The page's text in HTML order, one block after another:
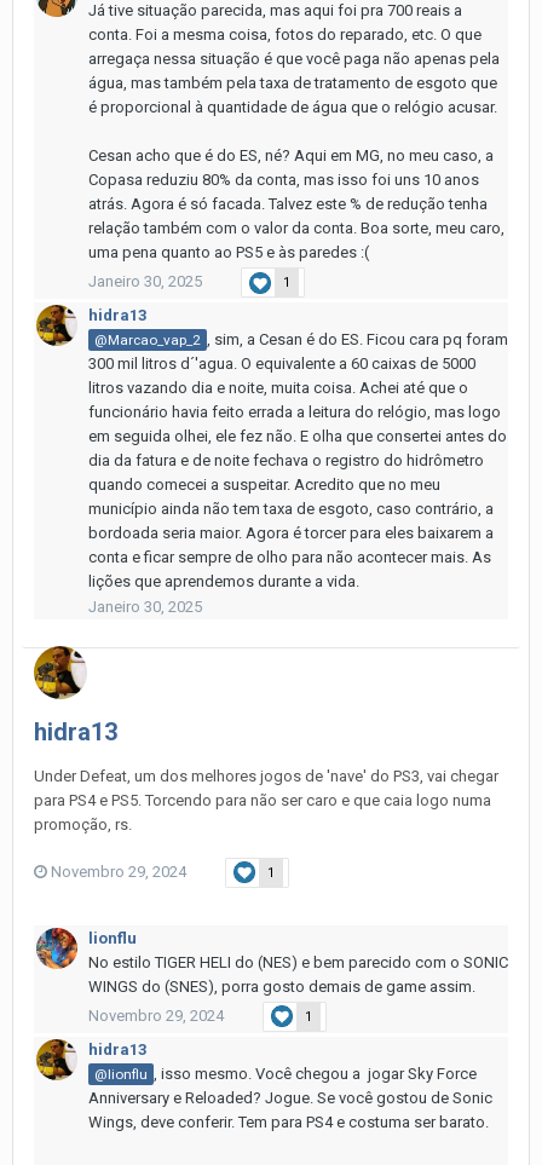
Já tive situação parecida, mas aqui foi pra 700 reais a
conta. Foi a mesma coisa, fotos do reparado, etc. O que
arregaça nessa situação é que você paga não apenas pela
água, mas também pela taxa de tratamento de esgoto que
é proporcional à quantidade de água que o relógio acusar.
Cesan acho que é do ES, né? Aqui em MG, no meu caso, a
Copasa reduziu 80% da conta, mas isso foi uns 10 anos
atrás. Agora é só facada. Talvez este % de redução tenha
relação também com o valor da conta. Boa sorte, meu caro,
uma pena quanto ao PS5 e às paredes :(
Janeiro 30, 2025
1
hidra13
@Marcao_vap_2 , sim, a Cesan é do ES. Ficou cara pq foram
300 mil litros d´'agua. O equivalente a 60 caixas de 5000
litros vazando dia e noite, muita coisa. Achei até que o
funcionário havia feito errada a leitura do relógio, mas logo
em seguida olhei, ele fez não. E olha que consertei antes do
dia da fatura e de noite fechava o registro do hidrômetro
quando comecei a suspeitar. Acredito que no meu
município ainda não tem taxa de esgoto, caso contrário, a
bordoada seria maior. Agora é torcer para eles baixarem a
conta e ficar sempre de olho para não acontecer mais. As
lições que aprendemos durante a vida.
Janeiro 30, 2025
hidra13
Under Defeat, um dos melhores jogos de 'nave' do PS3, vai chegar
para PS4 e PS5. Torcendo para não ser caro e que caia logo numa
promoção, rs.
Novembro 29, 2024 1
lionflu
No estilo TIGER HELI do (NES) e bem parecido com o SONIC
WINGS do (SNES), porra gosto demais de game assim.
Novembro 29, 2024
1
hidra13
@lionflu
, isso mesmo. Você chegou a jogar Sky Force
Anniversary e Reloaded? Jogue. Se você gostou de Sonic
Wings, deve conferir. Tem para PS4 e costuma ser barato.